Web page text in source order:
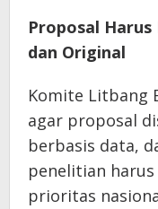
Proposal
dan Original
Komite Litbang
agar proposal
berbasis data,
penelitian
prioritas